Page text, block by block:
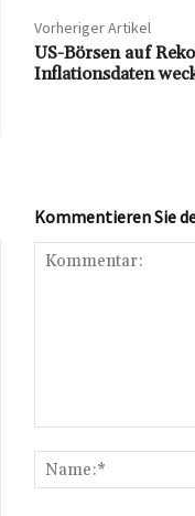
Vorheriger Artikel
US-Börsen auf
Inflationsdaten
Kommentieren Sie